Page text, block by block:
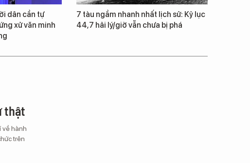
dân cần tự
xử văn minh
7 tàu ngầm nhanh nhất lịch sử: Kỷ lục
44,7 hải lý/giờ vẫn chưa bị phá
thật
về hành
trên